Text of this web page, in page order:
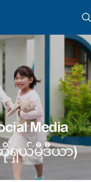
Media
ရှယ်မီဒီယာ)